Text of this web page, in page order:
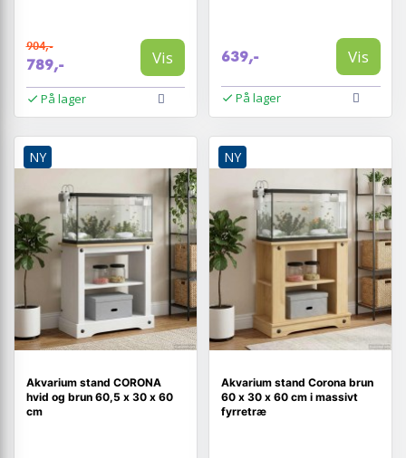
904,-
789,- Vis
På lager
639,- Vis
På lager
NY
Akvarium stand CORONA
hvid og brun 60,5 x 30 x 60
cm
NY
Akvarium stand Corona brun
60 x 30 x 60 cm i massivt
fyrretræ